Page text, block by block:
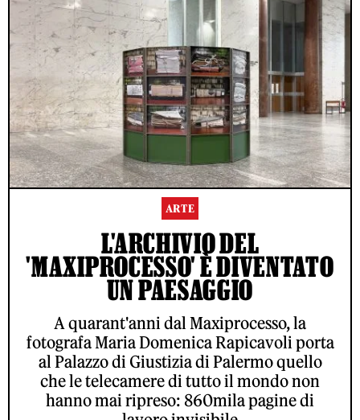
ARTE
L'ARCHIVIO DEL
'MAXIPROCESSO' È DIVENTATO
UN PAESAGGIO
A quarant'anni dal Maxiprocesso, la
fotografa Maria Domenica Rapicavoli porta
al Palazzo di Giustizia di Palermo quello
che le telecamere di tutto il mondo non
hanno mai ripreso: 860mila pagine di